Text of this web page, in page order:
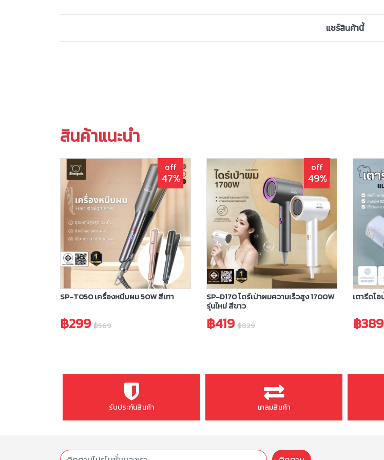
แชร์สินค้านี้
สินค้าแนะนำ
off
47%
SP-T050 เครื่องหนีบผม 50W สีเทา
฿299 ฿569
off
49%
SP-D170 ไดร์เป่าผมความเร็วสูง 1700W
รุ่นใหม่ สีขาว
฿419 ฿829 ฿389
รับประกันสินค้า เคลมสินค้า